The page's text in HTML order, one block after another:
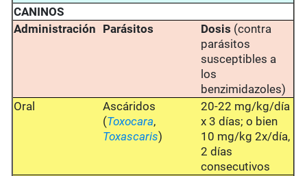
CANINOS
Administración Parásitos Dosis (contra
parásitos
susceptibles a
los
benzimidazoles)
Oral
Ascáridos
(Toxocara,
Toxascaris)
20-22 mg/kg/día
x 3 días; o bien
10 mg/kg 2x/día,
2 días
consecutivos